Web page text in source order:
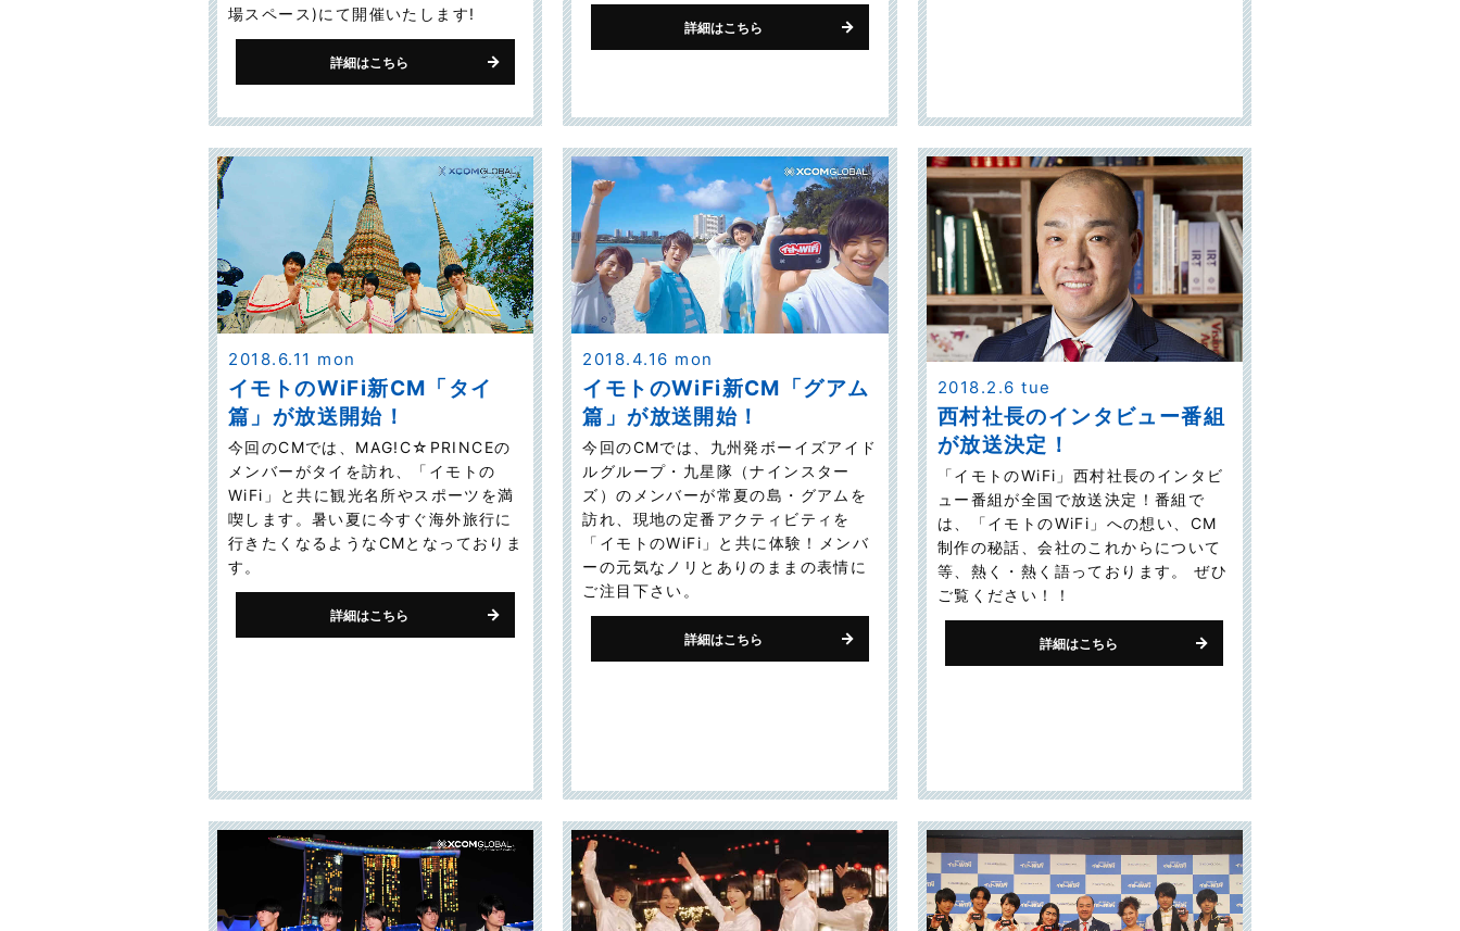
場スペース)にて開催いたします!
詳細はこちら
詳細はこちら
2018.6.11 mon
イモトのWiFi新CM「タイ
篇」が放送開始！
今回のCMでは、MAG!C☆PRINCEの
メンバーがタイを訪れ、「イモトの
WiFi」と共に観光名所やスポーツを満
喫します。暑い夏に今すぐ海外旅行に
行きたくなるようなCMとなっておりま
す。
詳細はこちら
2018.4.16 mon
イモトのWiFi新CM「グアム
篇」が放送開始！
今回のCMでは、九州発ボーイズアイド
ルグループ・九星隊（ナインスター
ズ）のメンバーが常夏の島・グアムを
訪れ、現地の定番アクティビティを
「イモトのWiFi」と共に体験！メンバ
ーの元気なノリとありのままの表情に
ご注目下さい。
詳細はこちら
2018.2.6 tue
西村社長のインタビュー番組
が放送決定！
「イモトのWiFi」西村社長のインタビ
ュー番組が全国で放送決定！番組で
は、「イモトのWiFi」への想い、CM
制作の秘話、会社のこれからについて
等、熱く・熱く語っております。 ぜひ
ご覧ください！！
詳細はこちら